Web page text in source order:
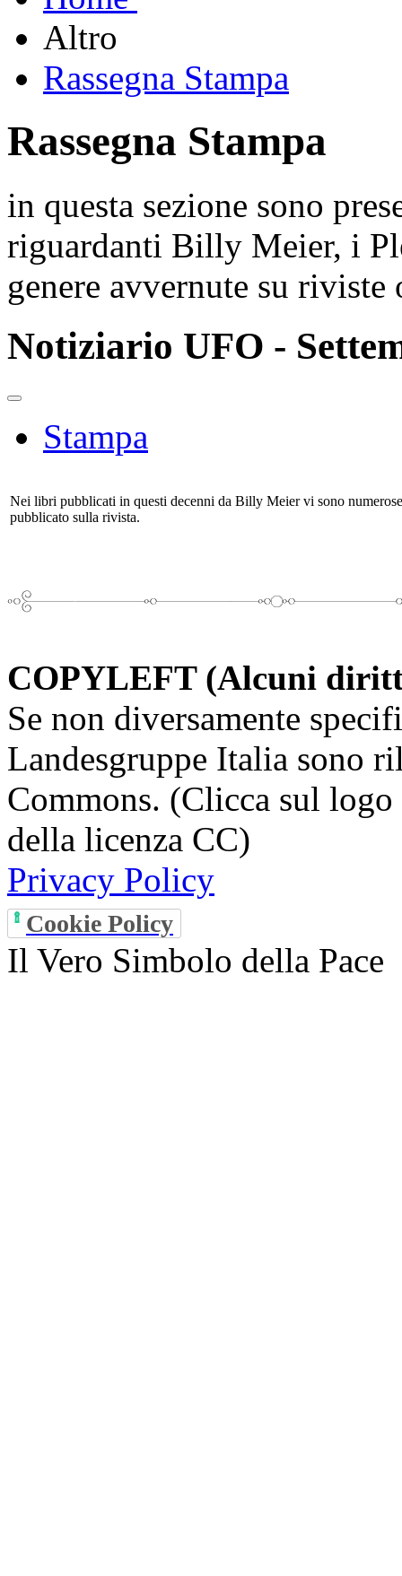
Altro
Rassegna Stampa
Rassegna Stampa
in questa sezione sono
riguardanti Billy Meier, i
genere avvernute su
Notiziario UFO -
Stampa
Nei libri pubblicati in questi decenni da Billy Meier vi sono
pubblicato sulla rivista.
COPYLEFT (Alcuni
Se non diversamente
Landesgruppe Italia sono
Commons. (Clicca sul
della licenza CC)
Privacy Policy
Cookie Policy
Il Vero Simbolo della Pace